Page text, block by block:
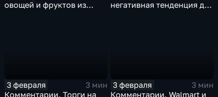
овощей и фруктов из
негативная тенденция для
3 февраля
3 мин
Комментарии. Торги на
3 февраля
3 мин
Комментарии. Walmart и